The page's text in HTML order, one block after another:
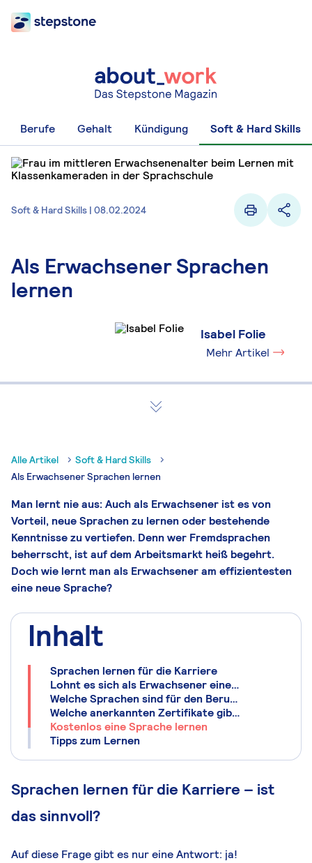
Berufe Gehalt Kündigung Soft & Hard Skills
Soft & Hard Skills | 08.02.2024
Als Erwachsener Sprachen
lernen
Isabel Folie
Mehr Artikel
Alle Artikel
Soft & Hard Skills
Als Erwachsener Sprachen lernen
Man lernt nie aus: Auch als Erwachsener ist es von
Vorteil, neue Sprachen zu lernen oder bestehende
Kenntnisse zu vertiefen. Denn wer Fremdsprachen
beherrscht, ist auf dem Arbeitsmarkt heiß begehrt.
Doch wie lernt man als Erwachsener am effizientesten
eine neue Sprache?
Inhalt
Sprachen lernen für die Karriere
Lohnt es sich als Erwachsener eine Sprache zu lernen?
Welche Sprachen sind für den Beruf am sinnvollsten?
Welche anerkannten Zertifikate gibt es?
Kostenlos eine Sprache lernen
Tipps zum Lernen
Sprachen lernen für die Karriere – ist
das sinnvoll?
Auf diese Frage gibt es nur eine Antwort: ja!